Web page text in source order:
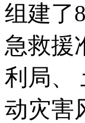
组建了
急救援
利局、
动灾害